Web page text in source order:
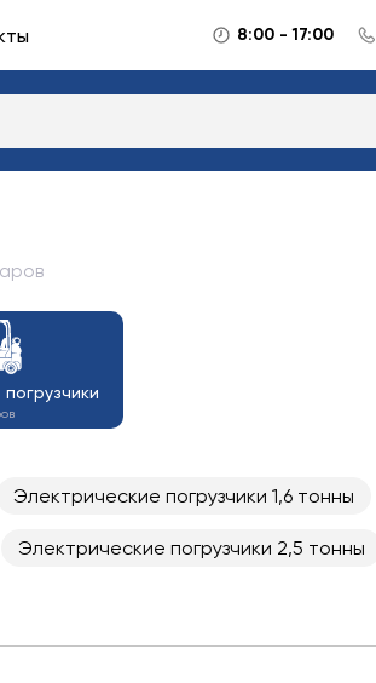
8:00 - 17:00
Электрические погрузчики 1,6 тонны
Электрические погрузчики 2,5 тонны